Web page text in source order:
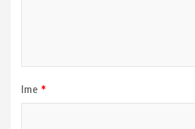
Ime *